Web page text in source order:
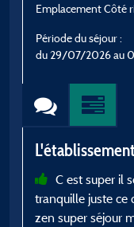
Emplacement Côté
Période du séjour :
du 29/07/2026 au
C est super il
tranquille juste ce
zen super séjour